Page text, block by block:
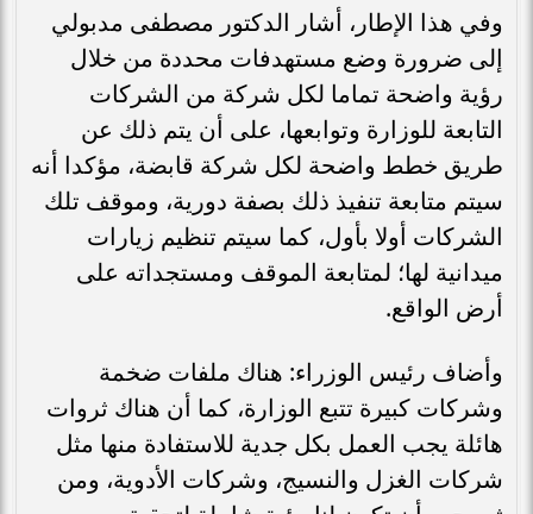
وفي هذا الإطار، أشار الدكتور مصطفى مدبولي
إلى ضرورة وضع مستهدفات محددة من خلال
رؤية واضحة تماما لكل شركة من الشركات
التابعة للوزارة وتوابعها، على أن يتم ذلك عن
طريق خطط واضحة لكل شركة قابضة، مؤكدا أنه
سيتم متابعة تنفيذ ذلك بصفة دورية، وموقف تلك
الشركات أولا بأول، كما سيتم تنظيم زيارات
ميدانية لها؛ لمتابعة الموقف ومستجداته على
أرض الواقع.
وأضاف رئيس الوزراء: هناك ملفات ضخمة
وشركات كبيرة تتبع الوزارة، كما أن هناك ثروات
هائلة يجب العمل بكل جدية للاستفادة منها مثل
شركات الغزل والنسيج، وشركات الأدوية، ومن